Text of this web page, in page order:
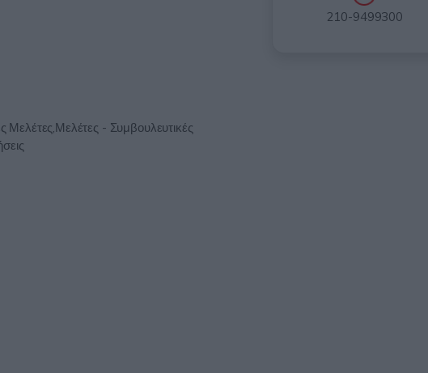
Μελέτες,Μελέτες - Συμβουλευτικές
210-9499300